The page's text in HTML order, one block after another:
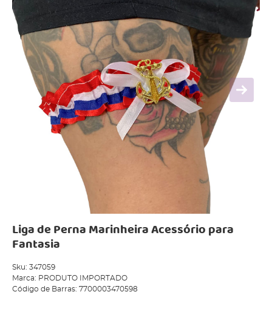
Liga de Perna Marinheira Acessório para
Fantasia
Sku: 347059
Marca: PRODUTO IMPORTADO
Código de Barras: 7700003470598